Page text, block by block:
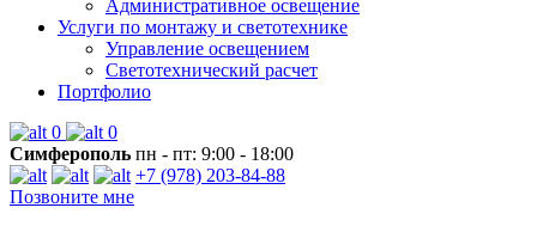
Административное освещение
Услуги по монтажу и светотехнике
Управление освещением
Светотехнический расчет
Портфолио
0
0
Симферополь пн - пт: 9:00 - 18:00
+7 (978) 203-84-88
Позвоните мне